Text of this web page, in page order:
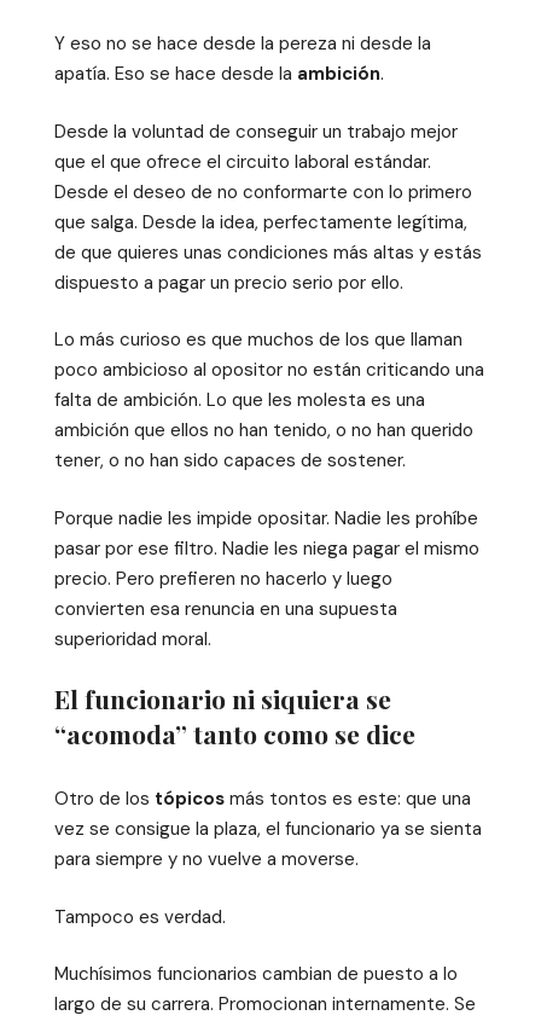
Y eso no se hace desde la pereza ni desde la
apatía. Eso se hace desde la ambición.
Desde la voluntad de conseguir un trabajo mejor
que el que ofrece el circuito laboral estándar.
Desde el deseo de no conformarte con lo primero
que salga. Desde la idea, perfectamente legítima,
de que quieres unas condiciones más altas y estás
dispuesto a pagar un precio serio por ello.
Lo más curioso es que muchos de los que llaman
poco ambicioso al opositor no están criticando una
falta de ambición. Lo que les molesta es una
ambición que ellos no han tenido, o no han querido
tener, o no han sido capaces de sostener.
Porque nadie les impide opositar. Nadie les prohíbe
pasar por ese filtro. Nadie les niega pagar el mismo
precio. Pero prefieren no hacerlo y luego
convierten esa renuncia en una supuesta
superioridad moral.
El funcionario ni siquiera se
“acomoda” tanto como se dice
Otro de los tópicos más tontos es este: que una
vez se consigue la plaza, el funcionario ya se sienta
para siempre y no vuelve a moverse.
Tampoco es verdad.
Muchísimos funcionarios cambian de puesto a lo
largo de su carrera. Promocionan internamente. Se